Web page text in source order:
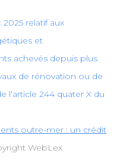
relatif aux
et
achevés depuis plus
de rénovation ou de
l’article 244 quater X du
outre-mer : un crédit
WebLex